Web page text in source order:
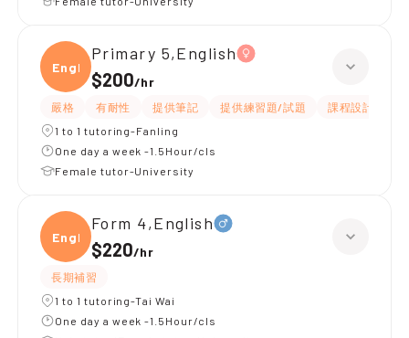
Engli
Primary 5,English
$200/hr
嚴格 有耐性 提供筆記 提供練習題/試題 課程設計
1 to 1 tutoring-Fanling
One day a week -1.5Hour/cls
Female tutor-University
Engli
Form 4,English
$220/hr
長期補習
1 to 1 tutoring-Tai Wai
One day a week -1.5Hour/cls